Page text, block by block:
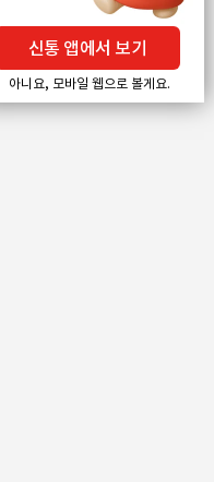
신통 앱에서 보기
아니요, 모바일 웹으로 볼게요.